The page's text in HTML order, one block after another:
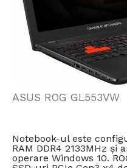
ASUS ROG GL553VW
Notebook-ul este
RAM DDR4 2133MHz
operare Windows 10.